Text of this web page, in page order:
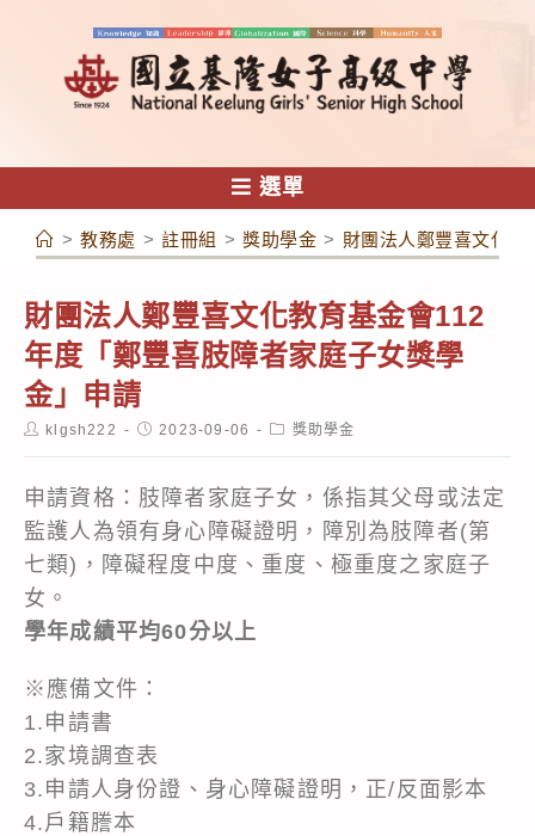
容
選單
> 教務處 > 註冊組 > 獎助學金 > 財團法人鄭豐喜文化
財團法人鄭豐喜文化教育基金會112
年度「鄭豐喜肢障者家庭子女獎學
金」申請
Postklgsh222
Post2023-09-06
Post獎助學金
申請資格：肢障者家庭子女，係指其父母或法定
監護人為領有身心障礙證明，障別為肢障者(第
七類)，障礙程度中度、重度、極重度之家庭子
女。
學年成績平均60分以上
※應備文件：
1.申請書
2.家境調查表
3.申請人身份證、身心障礙證明，正/反面影本
4.戶籍謄本